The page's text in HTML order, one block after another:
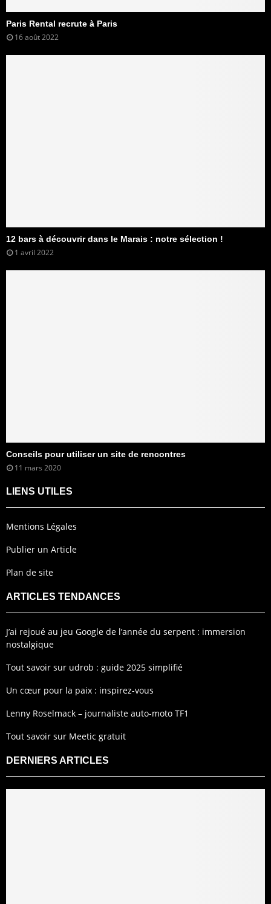
Paris Rental recrute à Paris
16 août 2022
12 bars à découvrir dans le Marais : notre sélection !
1 avril 2022
Conseils pour utiliser un site de rencontres
11 mars 2020
LIENS UTILES
Mentions Légales
Publier un Article
Plan de site
ARTICLES TENDANCES
J’ai rejoué au jeu Google de l’année du serpent : immersion
nostalgique
Tout savoir sur udrob : guide 2025 simplifié
Un cœur pour la paix : inspirez-vous
Lenny Roselmack – journaliste auto-moto TF1
Tout savoir sur Meetic gratuit
DERNIERS ARTICLES